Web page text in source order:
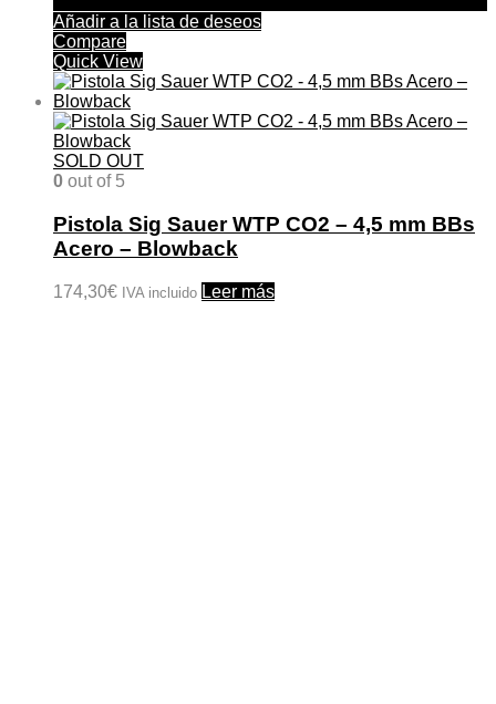
Añadir a la lista de deseos
Compare
Quick View
SOLD OUT
0 out of 5
Pistola Sig Sauer WTP CO2 – 4,5 mm BBs
Acero – Blowback
174,30€ IVA incluido Leer más